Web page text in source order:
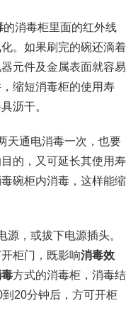
的消毒柜里面的红外线
。如果刷完的碗还滴着
元件及金属表面就容易
缩短消毒柜的使用寿
沥干。
天通电消毒一次，也要
的，又可延长其使用寿
碗柜内消毒，这样能缩
，或拔下电源插头。
柜门，既影响消毒效
方式的消毒柜，消毒结
20分钟后，方可开柜